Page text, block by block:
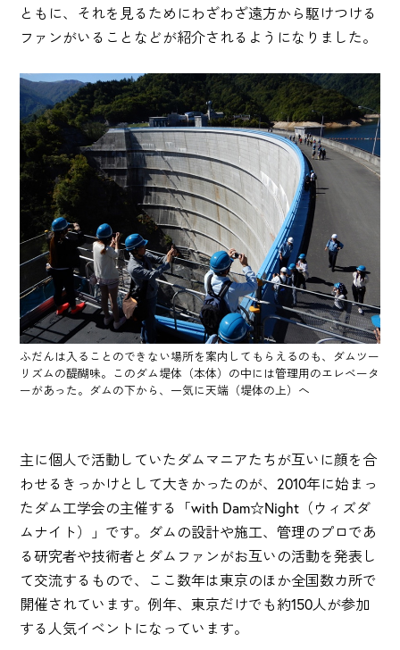
ともに、それを見るためにわざわざ遠方から駆けつける
ファンがいることなどが紹介されるようになりました。
ふだんは入ることのできない場所を案内してもらえるのも、ダムツー
リズムの醍醐味。このダム堤体（本体）の中には管理用のエレベータ
ーがあった。ダムの下から、一気に天端（堤体の上）へ
主に個人で活動していたダムマニアたちが互いに顔を合
わせるきっかけとして大きかったのが、2010年に始まっ
たダム工学会の主催する「with Dam☆Night（ウィズダ
ムナイト）」です。ダムの設計や施工、管理のプロであ
る研究者や技術者とダムファンがお互いの活動を発表し
て交流するもので、ここ数年は東京のほか全国数カ所で
開催されています。例年、東京だけでも約150人が参加
する人気イベントになっています。